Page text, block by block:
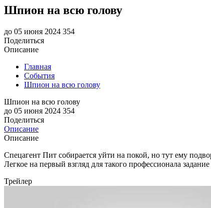
Шпион на всю голову
до 05 июня 2024 354
Поделиться
Описание
Главная
События
Шпион на всю голову
Шпион на всю голову
до 05 июня 2024 354
Поделиться
Описание
Описание
Спецагент Пит собирается уйти на покой, но тут ему
Легкое на первый взгляд для такого профессионала
Трейлер